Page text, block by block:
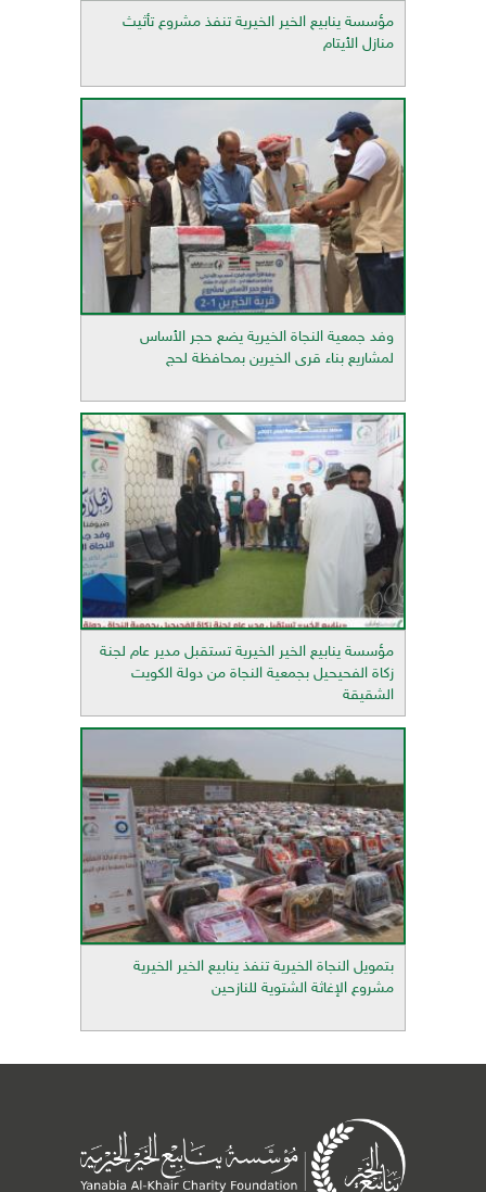
مؤسسة ينابيع الخير الخيرية تنفذ مشروع تأثيث
منازل الأيتام
وفد جمعية النجاة الخيرية يضع حجر الأساس
لمشاريع بناء قرى الخيرين بمحافظة لحج
مؤسسة ينابيع الخير الخيرية تستقبل مدير عام لجنة
زكاة الفحيحيل بجمعية النجاة من دولة الكويت
الشقيقة
بتمويل النجاة الخيرية تنفذ ينابيع الخير الخيرية
مشروع الإغاثة الشتوية للنازحين